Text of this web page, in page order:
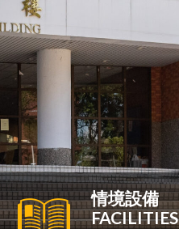
情境設備
FACILITIES